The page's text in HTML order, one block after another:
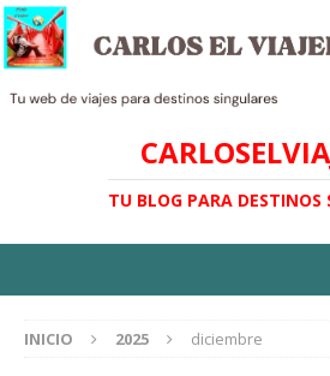
TU BLOG PARA DESTINOS
INICIO 2025 diciembre